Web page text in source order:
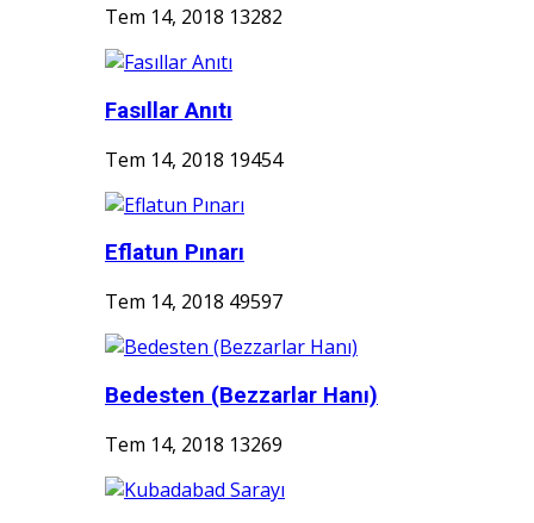
Tem 14, 2018 13282
Fasıllar Anıtı
Tem 14, 2018 19454
Eflatun Pınarı
Tem 14, 2018 49597
Bedesten (Bezzarlar Hanı)
Tem 14, 2018 13269